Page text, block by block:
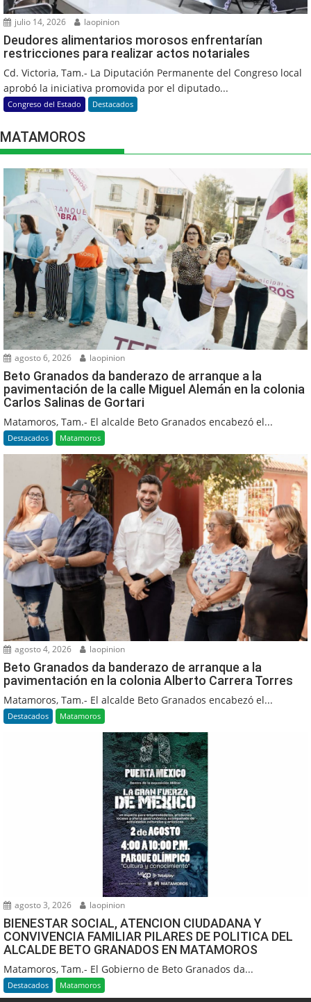
julio 14, 2026 laopinion
Deudores alimentarios morosos enfrentarían
restricciones para realizar actos notariales
Cd. Victoria, Tam.- La Diputación Permanente del Congreso local
aprobó la iniciativa promovida por el diputado...
Congreso del Estado Destacados
MATAMOROS
agosto 6, 2026 laopinion
Beto Granados da banderazo de arranque a la
pavimentación de la calle Miguel Alemán en la colonia
Carlos Salinas de Gortari
Matamoros, Tam.- El alcalde Beto Granados encabezó el...
Destacados Matamoros
agosto 4, 2026 laopinion
Beto Granados da banderazo de arranque a la
pavimentación en la colonia Alberto Carrera Torres
Matamoros, Tam.- El alcalde Beto Granados encabezó el...
Destacados Matamoros
agosto 3, 2026 laopinion
BIENESTAR SOCIAL, ATENCION CIUDADANA Y
CONVIVENCIA FAMILIAR PILARES DE POLITICA DEL
ALCALDE BETO GRANADOS EN MATAMOROS
Matamoros, Tam.- El Gobierno de Beto Granados da...
Destacados Matamoros